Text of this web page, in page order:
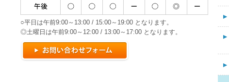
○平日は午前9:00～13:00 / 15:00～19:00 となります。
◎土曜日は午前9:00～12:00 / 13:00～17:00 となります。